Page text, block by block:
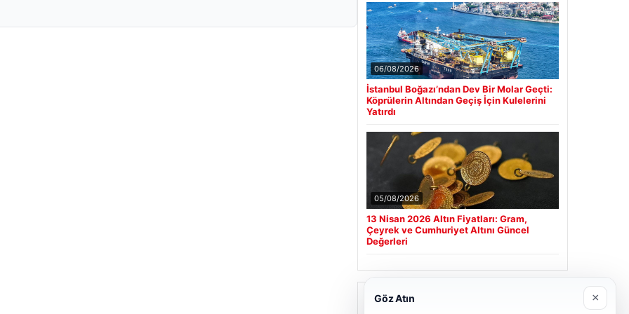
06/08/2026
İstanbul Boğazı’ndan Dev Bir Molar Geçti:
Köprülerin Altından Geçiş İçin Kulelerini
Yatırdı
05/08/2026
13 Nisan 2026 Altın Fiyatları: Gram,
Çeyrek ve Cumhuriyet Altını Güncel
Değerleri
Son Eklenen Firmalar
Göz Atın ×